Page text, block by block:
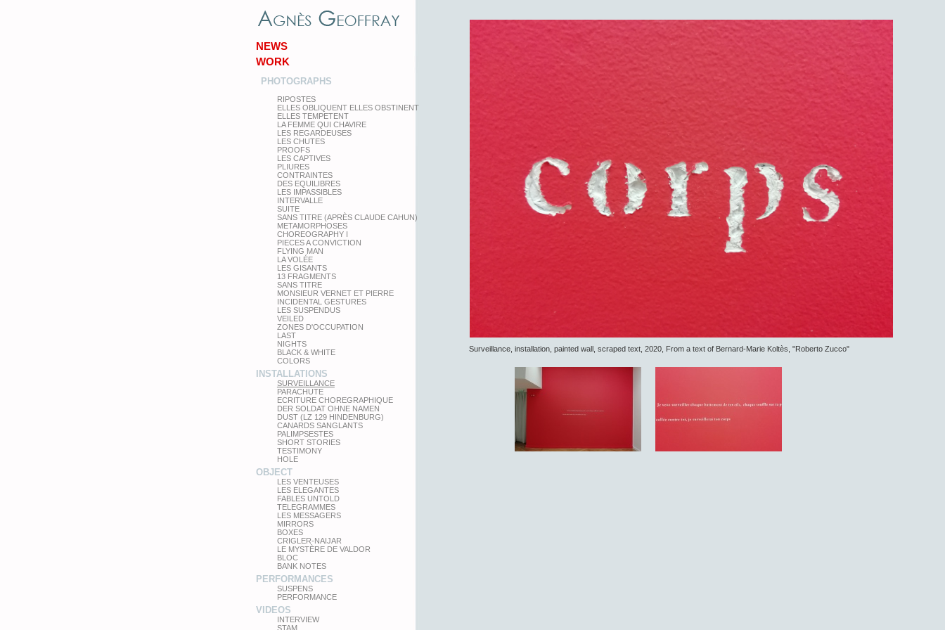
NEWS
WORK
PHOTOGRAPHS
RIPOSTES
ELLES OBLIQUENT ELLES OBSTINENT
ELLES TEMPETENT
LA FEMME QUI CHAVIRE
LES REGARDEUSES
LES CHUTES
PROOFS
LES CAPTIVES
PLIURES
CONTRAINTES
DES EQUILIBRES
LES IMPASSIBLES
INTERVALLE
SUITE
SANS TITRE (APRÈS CLAUDE CAHUN)
METAMORPHOSES
CHOREOGRAPHY I
PIECES A CONVICTION
FLYING MAN
LA VOLÉE
LES GISANTS
13 FRAGMENTS
SANS TITRE
MONSIEUR VERNET ET PIERRE
INCIDENTAL GESTURES
LES SUSPENDUS
VEILED
ZONES D'OCCUPATION
LAST
NIGHTS
BLACK & WHITE
COLORS
INSTALLATIONS
SURVEILLANCE
PARACHUTE
ECRITURE CHOREGRAPHIQUE
DER SOLDAT OHNE NAMEN
DUST (LZ 129 HINDENBURG)
CANARDS SANGLANTS
PALIMPSESTES
SHORT STORIES
TESTIMONY
HOLE
OBJECT
LES VENTEUSES
LES ELEGANTES
FABLES UNTOLD
TELEGRAMMES
LES MESSAGERS
MIRRORS
BOXES
CRIGLER-NAIJAR
LE MYSTÈRE DE VALDOR
BLOC
BANK NOTES
PERFORMANCES
SUSPENS
PERFORMANCE
VIDEOS
INTERVIEW
STAM
Surveillance, installation, painted wall, scraped text, 2020, From a text of Bernard-Marie Koltès, "Roberto Zucco"